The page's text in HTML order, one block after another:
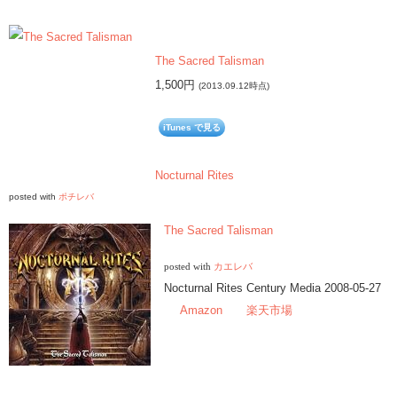
The Sacred Talisman
1,500円 (2013.09.12時点)
iTunes で見る
Nocturnal Rites
posted with ポチレバ
The Sacred Talisman
posted with カエレバ
Nocturnal Rites Century Media 2008-05-27
Amazon
楽天市場